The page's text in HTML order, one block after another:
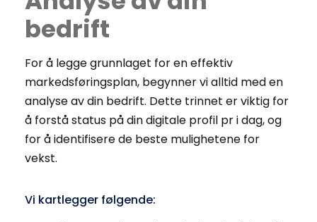
bedrift
For å legge grunnlaget for en effektiv
markedsføringsplan, begynner vi alltid med en
analyse av din bedrift. Dette trinnet er viktig for
å forstå status på din digitale profil pr i dag, og
for å identifisere de beste mulighetene for
vekst.
Vi kartlegger følgende: